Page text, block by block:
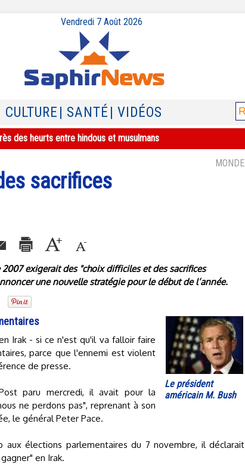
Vendredi 7 Août 2026
| CULTURE | SANTÉ | VIDÉOS
des heurts entre hindous et musulmans
MONDE
sacrifices
exigerait des "choix difficiles et des sacrifices
une nouvelle stratégie pour le début de l’année.
Le président
américain M. Bush
Irak - si ce n'est qu'il va falloir faire
parce que l'ennemi est violent
de presse.
paru mercredi, il avait pour la
ne perdons pas", reprenant à son
le général Peter Pace.
élections parlementaires du 7 novembre, il déclarait
en Irak.